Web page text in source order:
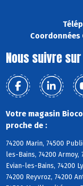
Coordonnées
Nous suivre sur
Votre magasin
proche de :
74200 Marin, 74500
les-Bains, 74200 Armoy,
Evian-les-Bains, 74200
74200 Reyvroz, 74200